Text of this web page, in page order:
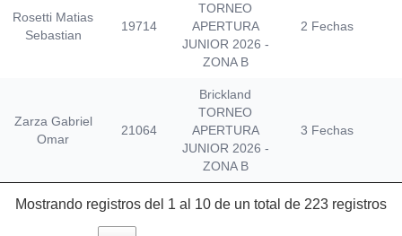
Rosetti Matias
Sebastian
19714
TORNEO
APERTURA
JUNIOR 2026 -
ZONA B
2 Fechas
Zarza Gabriel
Omar
21064
Brickland
TORNEO
APERTURA
JUNIOR 2026 -
ZONA B
3 Fechas
Mostrando registros del 1 al 10 de un total de 223 registros